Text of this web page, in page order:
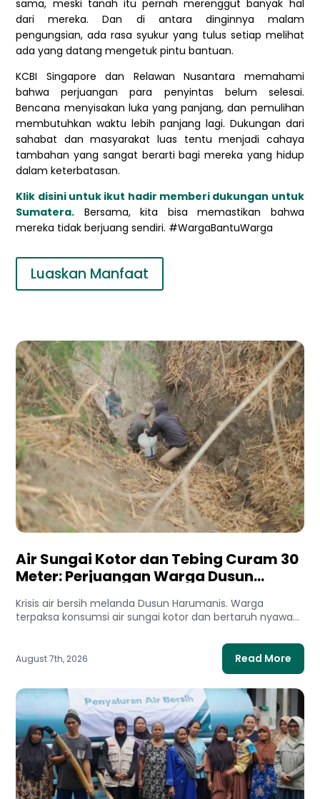
sama, meski tanah itu pernah merenggut banyak hal
dari mereka. Dan di antara dinginnya malam
pengungsian, ada rasa syukur yang tulus setiap melihat
ada yang datang mengetuk pintu bantuan.
KCBI Singapore dan Relawan Nusantara memahami
bahwa perjuangan para penyintas belum selesai.
Bencana menyisakan luka yang panjang, dan pemulihan
membutuhkan waktu lebih panjang lagi. Dukungan dari
sahabat dan masyarakat luas tentu menjadi cahaya
tambahan yang sangat berarti bagi mereka yang hidup
dalam keterbatasan.
Klik disini untuk ikut hadir memberi dukungan untuk
Sumatera. Bersama, kita bisa memastikan bahwa
mereka tidak berjuang sendiri. #WargaBantuWarga
Luaskan Manfaat
Air Sungai Kotor dan Tebing Curam 30
Meter: Perjuangan Warga Dusun
Krisis air bersih melanda Dusun Harumanis. Warga
terpaksa konsumsi air sungai kotor dan bertaruh nyawa
August 7th, 2026 Read More